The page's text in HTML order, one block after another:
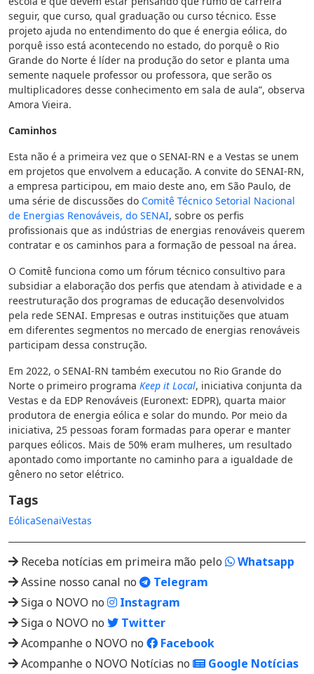
seguir, que curso, qual graduação ou curso técnico. Esse
projeto ajuda no entendimento do que é energia eólica, do
porquê isso está acontecendo no estado, do porquê o Rio
Grande do Norte é líder na produção do setor e planta uma
semente naquele professor ou professora, que serão os
multiplicadores desse conhecimento em sala de aula”, observa
Amora Vieira.
Caminhos
Esta não é a primeira vez que o SENAI-RN e a Vestas se unem
em projetos que envolvem a educação. A convite do SENAI-RN,
a empresa participou, em maio deste ano, em São Paulo, de
uma série de discussões do Comitê Técnico Setorial Nacional
de Energias Renováveis, do SENAI, sobre os perfis
profissionais que as indústrias de energias renováveis querem
contratar e os caminhos para a formação de pessoal na área.
O Comitê funciona como um fórum técnico consultivo para
subsidiar a elaboração dos perfis que atendam à atividade e a
reestruturação dos programas de educação desenvolvidos
pela rede SENAI. Empresas e outras instituições que atuam
em diferentes segmentos no mercado de energias renováveis
participam dessa construção.
Em 2022, o SENAI-RN também executou no Rio Grande do
Norte o primeiro programa Keep it Local, iniciativa conjunta da
Vestas e da EDP Renováveis (Euronext: EDPR), quarta maior
produtora de energia eólica e solar do mundo. Por meio da
iniciativa, 25 pessoas foram formadas para operar e manter
parques eólicos. Mais de 50% eram mulheres, um resultado
apontado como importante no caminho para a igualdade de
gênero no setor elétrico.
Tags
EólicaSenaiVestas
Receba notícias em primeira mão pelo
Whatsapp
Assine nosso canal no
Telegram
Siga o NOVO no
Instagram
Siga o NOVO no
Twitter
Acompanhe o NOVO no
Facebook
Acompanhe o NOVO Notícias no
Google Notícias